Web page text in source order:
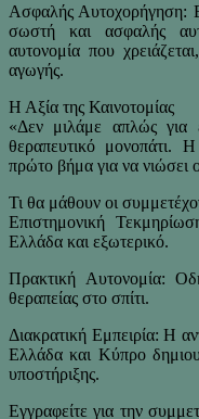
Ασφαλής Αυτοχορήγηση:
σωστή και ασφαλής
αυτονομία που
αγωγής.
Η Αξία της Καινοτομίας
«Δεν μιλάμε απλώς
θεραπευτικό μονοπάτι.
πρώτο βήμα για να νιώσει
Τι θα μάθουν οι
Επιστημονική
Ελλάδα και εξωτερικό.
Πρακτική Αυτονομία:
θεραπείας στο σπίτι.
Διακρατική Εμπειρία: Η
Ελλάδα και Κύπρο
υποστήριξης.
Εγγραφείτε για την